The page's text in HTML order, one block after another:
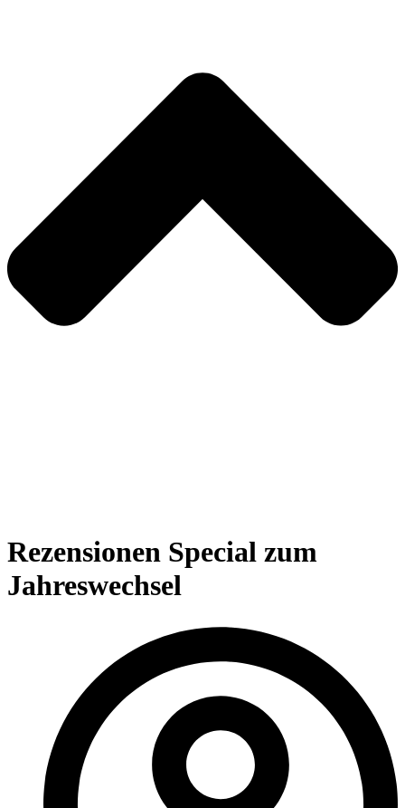
Rezensionen Special zum
Jahreswechsel